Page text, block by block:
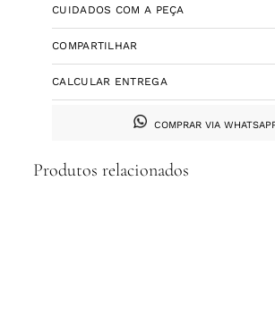
CUIDADOS COM A PEÇA
COMPARTILHAR
CALCULAR ENTREGA
COMPRAR VIA
Produtos relacionados